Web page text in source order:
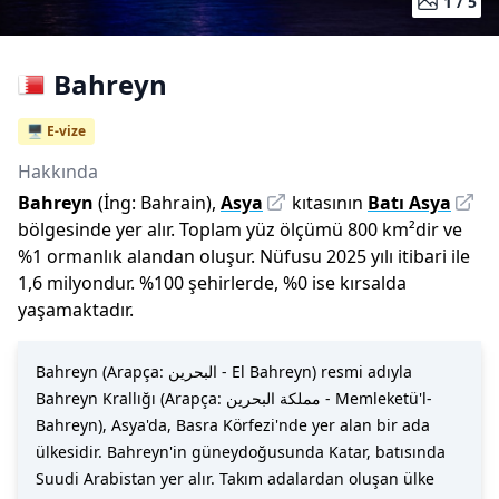
Bahreyn
🖥️ E-vize
Hakkında
Bahreyn (İng: Bahrain), Asya kıtasının Batı Asya
bölgesinde yer alır. Toplam yüz ölçümü 800 km²dirve
%1 ormanlık alandan oluşur. Nüfusu 2025yılı itibari ile
1,6 milyondur. %100şehirlerde, %0 ise kırsalda
yaşamaktadır.
Bahreyn (Arapça: البحرين - El Bahreyn) resmi adıyla
Bahreyn Krallığı (Arapça: مملكة البحرين - Memleketü'l-
Bahreyn), Asya'da, Basra Körfezi'nde yer alan bir ada
ülkesidir. Bahreyn'in güneydoğusunda Katar, batısında
Suudi Arabistan yer alır. Takım adalardan oluşan ülke